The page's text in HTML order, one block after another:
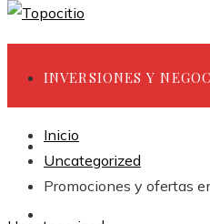
INVERSIONES Y
CIENCIA Y TECNOLOGÍA
Inicio
Uncategorized
Promociones y ofertas